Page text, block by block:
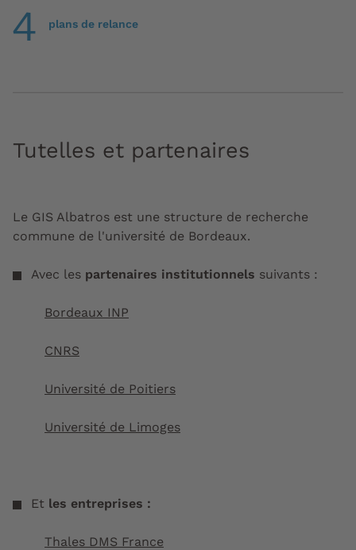
4 plans de relance
Tutelles et partenaires
Le GIS Albatros est une structure de recherche
commune de l'université de Bordeaux.
Avec les partenaires institutionnels suivants :
Bordeaux INP
CNRS
Université de Poitiers
Université de Limoges
Et les entreprises :
Thales DMS France